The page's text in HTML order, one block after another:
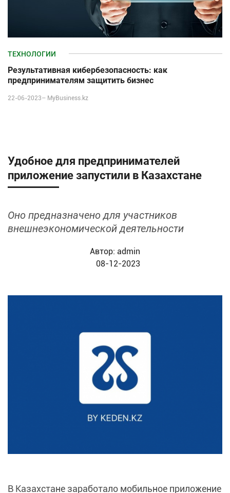
ТЕХНОЛОГИИ
Результативная кибербезопасность: как
предпринимателям защитить бизнес
22-06-2023– MyBusiness.kz
Удобное для предпринимателей
приложение запустили в Казахстане
Оно предназначено для участников
внешнеэкономической деятельности
Автор: admin
08-12-2023
В Казахстане заработало мобильное приложение